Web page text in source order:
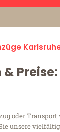
oder
unsere